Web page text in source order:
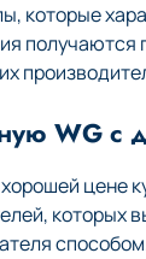
которые
WG с
которых